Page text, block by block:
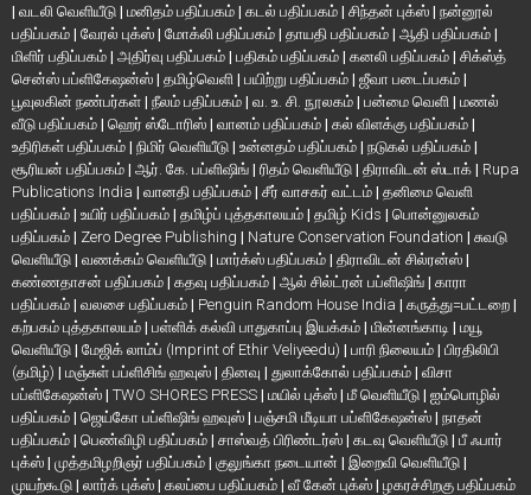
| வடலி வெளியீடு | மனிதம் பதிப்பகம் | கடல் பதிப்பகம் | சிந்தன் புக்ஸ் | நன்னூல்
பதிப்பகம் | வேரல் புக்ஸ் | மோக்லி பதிப்பகம் | தாயதி பதிப்பகம் | ஆதி பதிப்பகம் |
மிளிர் பதிப்பகம் | அதிர்வு பதிப்பகம் | பதிகம் பதிப்பகம் | கனலி பதிப்பகம் | சிக்ஸ்த்
சென்ஸ் பப்ளிகேஷன்ஸ் | தமிழ்வெளி | பயிற்று பதிப்பகம் | ஜீவா படைப்பகம் |
பூவுலகின் நண்பர்கள் | நீலம் பதிப்பகம் | வ. உ. சி. நூலகம் | பன்மை வெளி | மணல்
வீடு பதிப்பகம் | ஹெர் ஸ்டோரிஸ் | வானம் பதிப்பகம் | கல் விளக்கு பதிப்பகம் |
உதிரிகள் பதிப்பகம் | நிமிர் வெளியீடு | உன்னதம் பதிப்பகம் | நடுகல் பதிப்பகம் |
சூரியன் பதிப்பகம் | ஆர். கே. பப்ளிஷிங் | ரிதம் வெளியீடு | திராவிடன் ஸ்டாக் | Rupa
Publications India | வானதி பதிப்பகம் | சீர் வாசகர் வட்டம் | தனிமை வெளி
பதிப்பகம் | உயிர் பதிப்பகம் | தமிழ்ப் புத்தகாலயம் | தமிழ் Kids | பொன்னுலகம்
பதிப்பகம் | Zero Degree Publishing | Nature Conservation Foundation | சுவடு
வெளியீடு | வணக்கம் வெளியீடு | மார்க்ஸ் பதிப்பகம் | திராவிடன் சில்ரன்ஸ் |
கண்ணதாசன் பதிப்பகம் | கதவு பதிப்பகம் | ஆல் சில்ட்ரன் பப்ளிஷிங் | காரா
பதிப்பகம் | வலசை பதிப்பகம் | Penguin Random House India | கருத்து=பட்டறை |
கற்பகம் புத்தகாலயம் | பள்ளிக் கல்வி பாதுகாப்பு இயக்கம் | மின்னங்காடி | மயூ
வெளியீடு | மேஜிக் லாம்ப் (Imprint of Ethir Veliyeedu) | பாரி நிலையம் | பிரதிலிபி
(தமிழ்) | மஞ்சுள் பப்ளிசிங் ஹவுஸ் | தினவு | துலாக்கோல் பதிப்பகம் | விசா
பப்ளிகேஷன்ஸ் | TWO SHORES PRESS | மயில் புக்ஸ் | மீ வெளியீடு | ஐம்பொழில்
பதிப்பகம் | ஜெய்கோ பப்ளிஷிங் ஹவுஸ் | பஞ்சமி மீடியா பப்ளிகேஷன்ஸ் | நாதன்
பதிப்பகம் | பெண்விழி பதிப்பகம் | சாஸ்வத் பிரிண்டர்ஸ் | கடவு வெளியீடு | பீ ஃபார்
புக்ஸ் | முத்தமிழறிஞர் பதிப்பகம் | குலுங்கா நடையான் | இறைவி வெளியீடு |
முயற்கூடு | லார்க் புக்ஸ் | கலப்பை பதிப்பகம் | வீ கேன் புக்ஸ் | ழகரச்சிறகு பதிப்பகம்